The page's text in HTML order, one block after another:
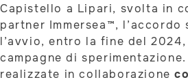
Capistello a Lipari, svolta in
partner Immersea™,
l’avvio, entro la fine del
campagne di
realizzate in collaborazione